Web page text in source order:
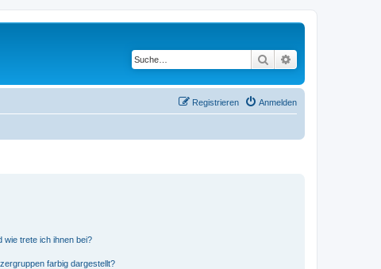
Suche
Anmelden
Registrieren
wie trete ich ihnen bei?
farbig dargestellt?